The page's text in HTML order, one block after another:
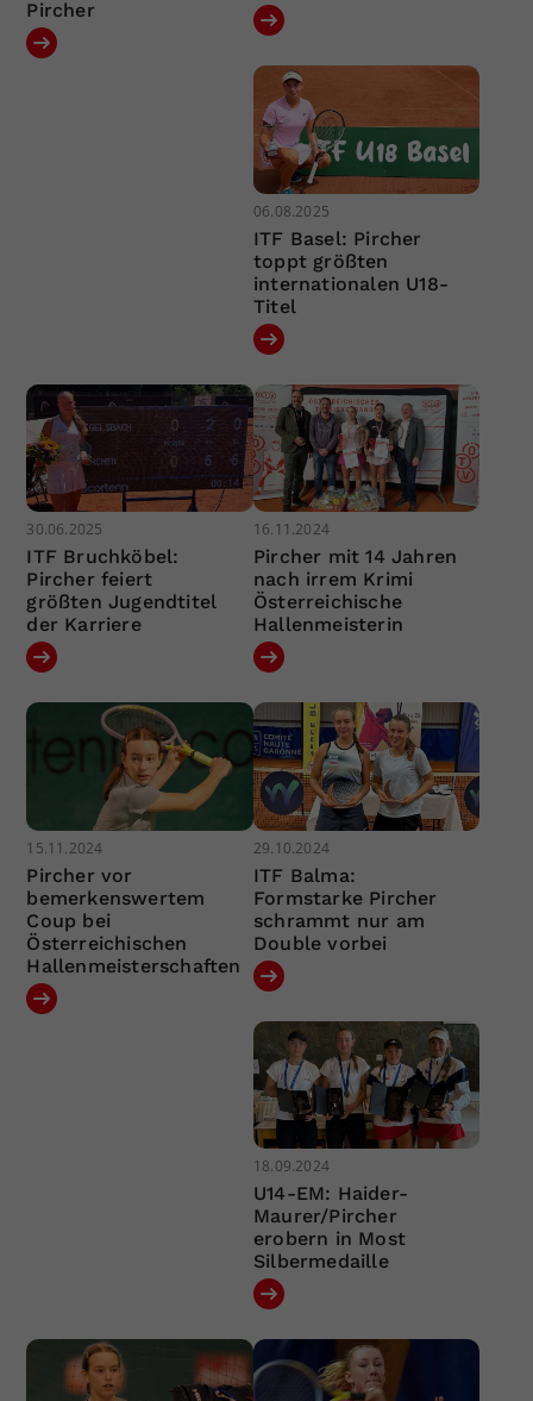
Pircher
06.08.2025
ITF Basel: Pircher
toppt größten
internationalen U18-
Titel
30.06.2025
ITF Bruchköbel:
Pircher feiert
größten Jugendtitel
der Karriere
16.11.2024
Pircher mit 14 Jahren
nach irrem Krimi
Österreichische
Hallenmeisterin
15.11.2024
Pircher vor
bemerkenswertem
Coup bei
Österreichischen
Hallenmeisterschaften
29.10.2024
ITF Balma:
Formstarke Pircher
schrammt nur am
Double vorbei
18.09.2024
U14-EM: Haider-
Maurer/Pircher
erobern in Most
Silbermedaille